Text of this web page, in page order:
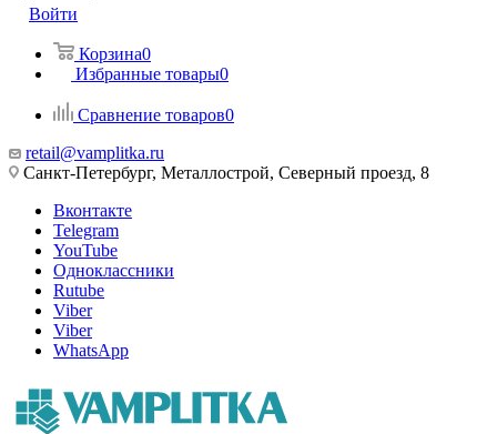
Войти
Корзина0
Избранные товары0
Сравнение товаров0
retail@vamplitka.ru
Санкт-Петербург, Металлострой, Северный проезд, 8
Вконтакте
Telegram
YouTube
Одноклассники
Rutube
Viber
Viber
WhatsApp